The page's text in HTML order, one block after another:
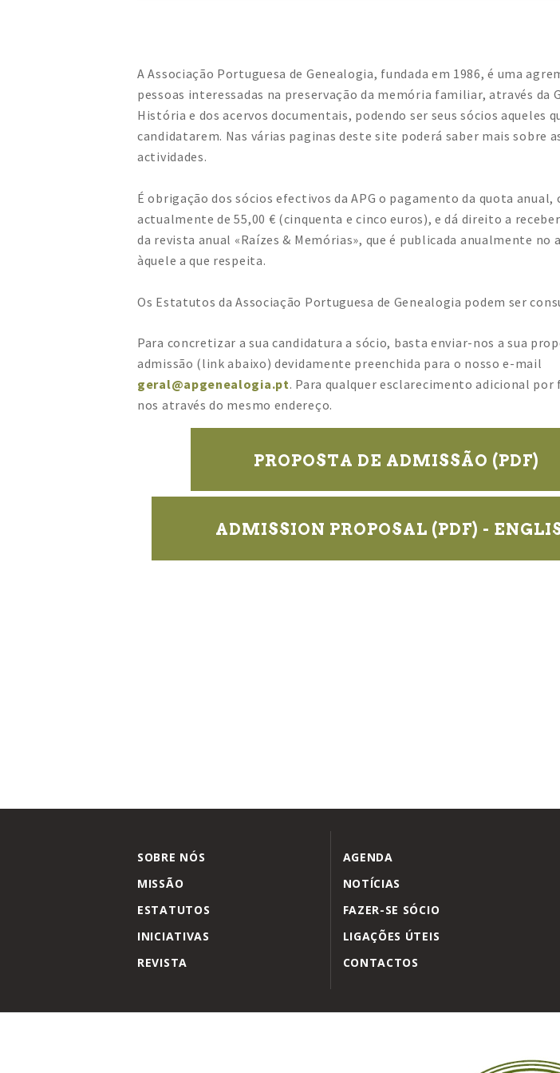
A Associação Portuguesa de Genealogia, fundada em 1986, é uma
pessoas interessadas na preservação da memória familiar, através da
História e dos acervos documentais, podendo ser seus sócios aqueles
candidatarem. Nas várias paginas deste site poderá saber mais sobre
actividades.
É obrigação dos sócios efectivos da APG o pagamento da quota anual,
actualmente de 55,00 € (cinquenta e cinco euros), e dá direito a
da revista anual «Raízes & Memórias», que é publicada anualmente no
àquele a que respeita.
Os Estatutos da Associação Portuguesa de Genealogia podem ser
Para concretizar a sua candidatura a sócio, basta enviar-nos a sua
admissão (link abaixo) devidamente preenchida para o nosso e-mail
geral@apgenealogia.pt. Para qualquer esclarecimento adicional
nos através do mesmo endereço.
PROPOSTA DE ADMISSÃO (PDF)
ADMISSION PROPOSAL (PDF) -
SOBRE NÓS
MISSÃO
ESTATUTOS
INICIATIVAS
REVISTA
AGENDA
NOTÍCIAS
FAZER-SE SÓCIO
LIGAÇÕES ÚTEIS
CONTACTOS